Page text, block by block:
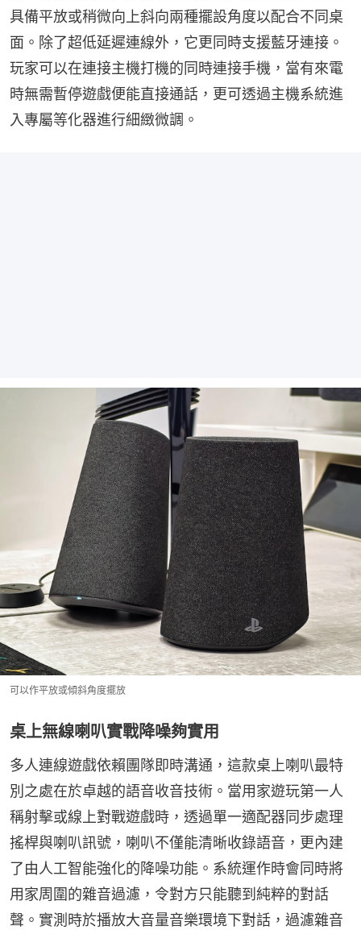
具備平放或稍微向上斜向兩種擺設角度以配合不同桌
面。除了超低延遲連線外，它更同時支援藍牙連接。
玩家可以在連接主機打機的同時連接手機，當有來電
時無需暫停遊戲便能直接通話，更可透過主機系統進
入專屬等化器進行細緻微調。
可以作平放或傾斜角度擺放
桌上無線喇叭實戰降噪夠實用
多人連線遊戲依賴團隊即時溝通，這款桌上喇叭最特
別之處在於卓越的語音收音技術。當用家遊玩第一人
稱射擊或線上對戰遊戲時，透過單一適配器同步處理
搖桿與喇叭訊號，喇叭不僅能清晰收錄語音，更內建
了由人工智能強化的降噪功能。系統運作時會同時將
用家周圍的雜音過濾，令對方只能聽到純粹的對話
聲。實測時於播放大音量音樂環境下對話，過濾雜音